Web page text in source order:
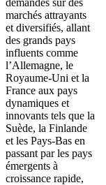
marchés attrayants
et diversifiés, allant
des grands pays
influents comme
l’Allemagne, le
Royaume-Uni et la
France aux pays
dynamiques et
innovants tels que la
Suède, la Finlande
et les Pays-Bas en
passant par les pays
émergents à
croissance rapide,